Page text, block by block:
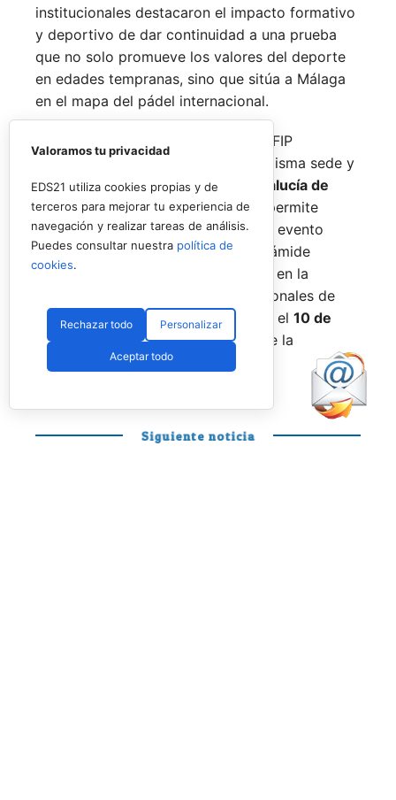
institucionales destacaron el impacto formativo
y deportivo de dar continuidad a una prueba
que no solo promueve los valores del deporte
en edades tempranas, sino que sitúa a Málaga
en el mapa del pádel internacional.
De forma paralela al desarrollo del FIP
Promises, la FAP organizará en la misma sede y
fechas losInternacionales de Andalucía de
Menores 2026. Esta cita paralela permite
incorporar la categoríabenjamín
al evento
global, completando así toda la pirámide
formativa.
El plazo para registrarse en la
categoría benjamín de los Internacionales de
Andalucía permanece abierto hasta el 10 de
agosto
a través de la web oficial de la
Federación.
Siguiente noticia
Valoramos tu privacidad
EDS21 utiliza cookies propias y de
terceros para mejorar tu experiencia de
navegación y realizar tareas de análisis.
Puedes consultar nuestra política de
cookies.
Rechazar todo Personalizar
Aceptar todo